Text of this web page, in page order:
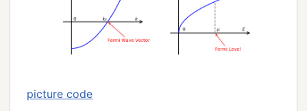
picture code